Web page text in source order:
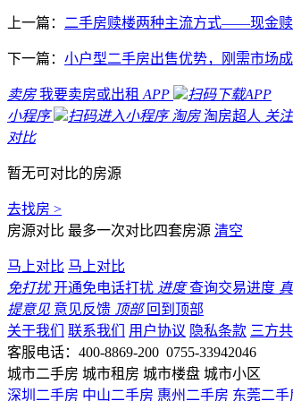
上一篇： 二手房赎楼两种主流方式——现金
下一篇： 小户型二手房出售优势，刚需市场
卖房 我要卖房或出租 APP
扫码下载APP
小程序
扫码进入小程序 淘房 淘房超人 关注
对比
暂无可对比的房源
去找房 >
房源对比 最多一次对比四套房源 清空
马上对比 马上对比
免打扰 开通免电话打扰 进度 查询交易进度
提意见 意见反馈 顶部 回到顶部
关于我们
联系我们 用户协议 隐私条款 三方
客服电话：400-8869-200 0755-33942046
城市二手房 城市租房 城市楼盘 城市小区
深圳二手房 中山二手房 惠州二手房 东莞二手